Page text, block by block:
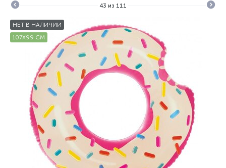
43 из 111
НЕТ В НАЛИЧИИ
107X99 СМ